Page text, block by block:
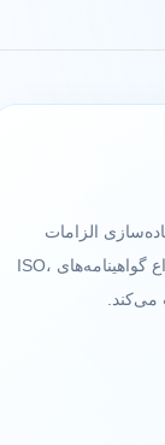
پیاده‌سازی الزامات
استانداردها و همراهی سازمان‌ها برای دریافت انواع گواهینامه‌های ISO،